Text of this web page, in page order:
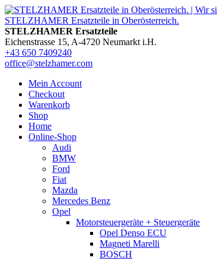
STELZHAMER Ersatzteile
Eichenstrasse 15, A-4720 Neumarkt i.H.
+43 650 7409240
office@stelzhamer.com
Mein Account
Checkout
Warenkorb
Shop
Home
Online-Shop
Audi
BMW
Ford
Fiat
Mazda
Mercedes Benz
Opel
Motorsteuergeräte + Steuergeräte
Opel Denso ECU
Magneti Marelli
BOSCH